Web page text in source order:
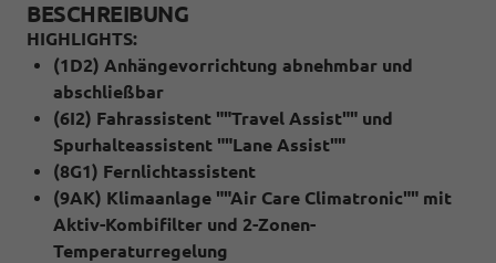
BESCHREIBUNG
HIGHLIGHTS:
(1D2) Anhängevorrichtung abnehmbar und
abschließbar
(6I2) Fahrassistent ""Travel Assist"" und
Spurhalteassistent ""Lane Assist""
(8G1) Fernlichtassistent
(9AK) Klimaanlage ""Air Care Climatronic"" mit
Aktiv-Kombifilter und 2-Zonen-
Temperaturregelung